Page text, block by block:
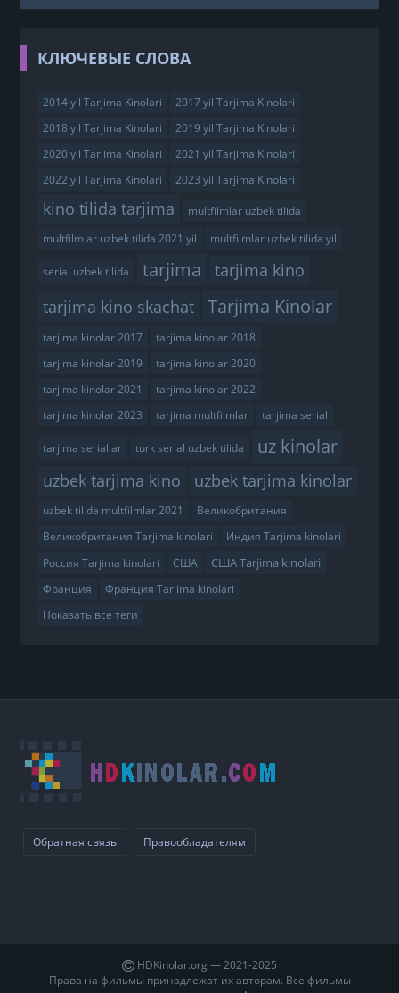
КЛЮЧЕВЫЕ СЛОВА
2014 yil Tarjima Kinolari
2017 yil Tarjima Kinolari
2018 yil Tarjima Kinolari
2019 yil Tarjima Kinolari
2020 yil Tarjima Kinolari
2021 yil Tarjima Kinolari
2022 yil Tarjima Kinolari
2023 yil Tarjima Kinolari
kino tilida tarjima
multfilmlar uzbek tilida
multfilmlar uzbek tilida 2021 yil
multfilmlar uzbek tilida yil
serial uzbek tilida tarjima
tarjima kino
tarjima kino skachat
Tarjima Kinolar
tarjima kinolar 2017
tarjima kinolar 2018
tarjima kinolar 2019
tarjima kinolar 2020
tarjima kinolar 2021
tarjima kinolar 2022
tarjima kinolar 2023
tarjima multfilmlar tarjima serial
tarjima seriallar turk serial uzbek tilida uz kinolar
uzbek tarjima kino uzbek tarjima kinolar
uzbek tilida multfilmlar 2021
Великобритания
Великобритания Tarjima kinolari
Индия Tarjima kinolari
Россия Tarjima kinolari
США США Tarjima kinolari
Франция
Франция Tarjima kinolari
Показать все теги
Обратная связь Правообладателям
HDKinolar.org — 2021-2025
Права на фильмы принадлежат их авторам. Все фильмы